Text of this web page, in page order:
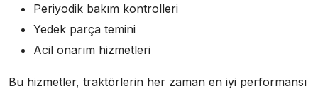
Periyodik bakım kontrolleri
Yedek parça temini
Acil onarım hizmetleri
Bu hizmetler, traktörlerin her zaman en iyi performansı